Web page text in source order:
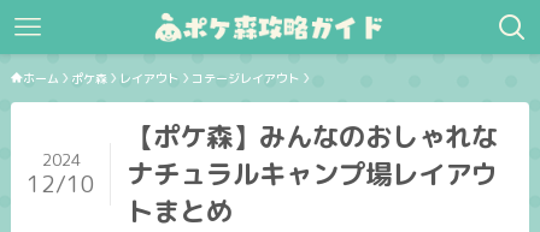
ホーム ポケ森 レイアウト コテージレイアウト
【ポケ森】みんなのおしゃれな
ナチュラルキャンプ場レイアウ
トまとめ
2024
12/10